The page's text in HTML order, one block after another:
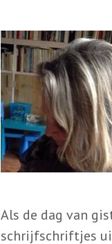
Als de dag van
schrijfschriftjes